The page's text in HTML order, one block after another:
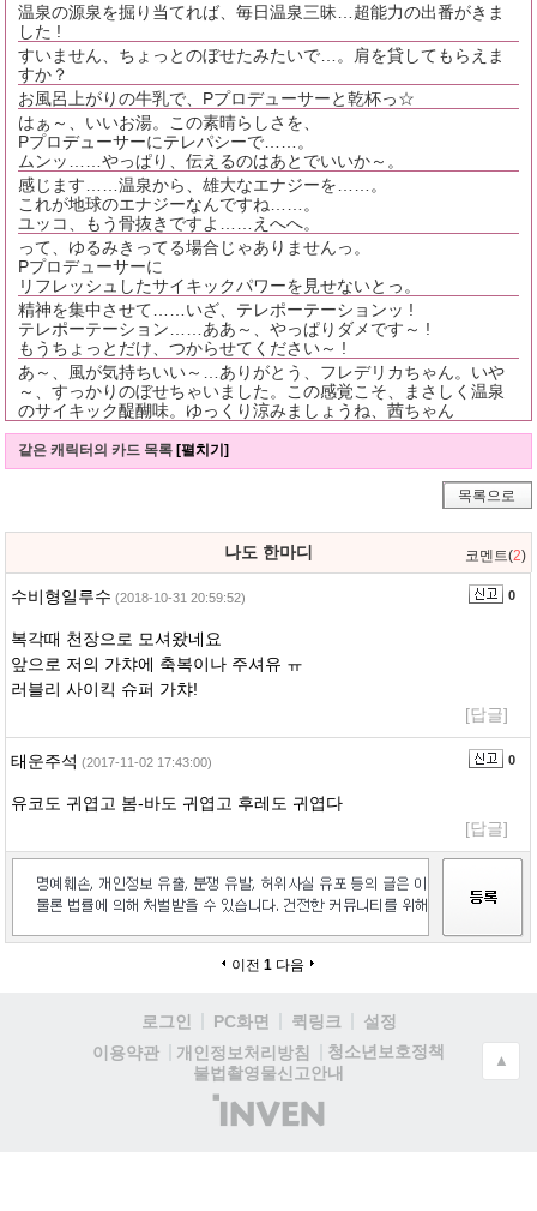
温泉の源泉を掘り当てれば、毎日温泉三昧…超能力の出番がきま
した !
すいません、ちょっとのぼせたみたいで…。肩を貸してもらえま
すか？
お風呂上がりの牛乳で、Pプロデューサーと乾杯っ☆
はぁ～、いいお湯。この素晴らしさを、
Pプロデューサーにテレパシーで……。
ムンッ……やっぱり、伝えるのはあとでいいか～。
感じます……温泉から、雄大なエナジーを……。
これが地球のエナジーなんですね……。
ユッコ、もう骨抜きですよ……えへへ。
って、ゆるみきってる場合じゃありませんっ。
Pプロデューサーに
リフレッシュしたサイキックパワーを見せないとっ。
精神を集中させて……いざ、テレポーテーションッ !
テレポーテーション……ああ～、やっぱりダメです～ !
もうちょっとだけ、つからせてください～ !
あ～、風が気持ちいい～…ありがとう、フレデリカちゃん。いや
～、すっかりのぼせちゃいました。この感覚こそ、まさしく温泉
のサイキック醍醐味。ゆっくり涼みましょうね、茜ちゃん
같은 캐릭터의 카드 목록 [펼치기]
목록으로
나도 한마디 코멘트(2)
수비형일루수 (2018-10-31 20:59:52) 0
복각때 천장으로 모셔왔네요
앞으로 저의 가챠에 축복이나 주셔유 ㅠ
러블리 사이킥 슈퍼 가챠!
[답글]
태운주석 (2017-11-02 17:43:00) 0
유코도 귀엽고 봄-바도 귀엽고 후레도 귀엽다
[답글]
이전 1 다음
로그인 PC화면 퀵링크
설정
이용약관
개인정보처리방침
청소년보호정책
불법촬영물신고안내
(주)
인
▲